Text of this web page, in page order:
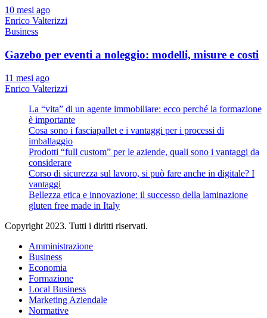
10 mesi ago
Enrico Valterizzi
Business
Gazebo per eventi a noleggio: modelli, misure e costi
11 mesi ago
Enrico Valterizzi
La “vita” di un agente immobiliare: ecco perché la formazione
è importante
Cosa sono i fasciapallet e i vantaggi per i processi di
imballaggio
Prodotti “full custom” per le aziende, quali sono i vantaggi da
considerare
Corso di sicurezza sul lavoro, si può fare anche in digitale? I
vantaggi
Bellezza etica e innovazione: il successo della laminazione
gluten free made in Italy
Copyright 2023. Tutti i diritti riservati.
Amministrazione
Business
Economia
Formazione
Local Business
Marketing Aziendale
Normative